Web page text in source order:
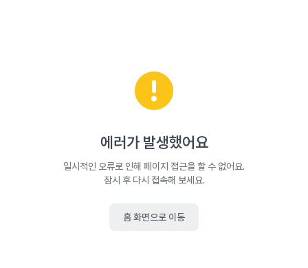
에러가 발생했어요
일시적인 오류로 인해 페이지 접근을 할 수 없어요.
잠시 후 다시 접속해 보세요.
홈 화면으로 이동